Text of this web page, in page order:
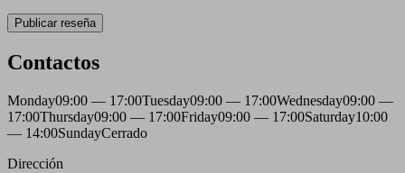
Publicar reseña
Contactos
Monday09:00 — 17:00Tuesday09:00 — 17:00Wednesday09:00 —
17:00Thursday09:00 — 17:00Friday09:00 — 17:00Saturday10:00
— 14:00SundayCerrado
Dirección